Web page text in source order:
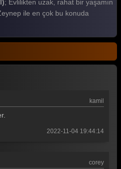
; Evlilikten uzak, rahat bir yaşamın
ile en çok bu konuda
kamil
2022-11-04 19:44:14
corey